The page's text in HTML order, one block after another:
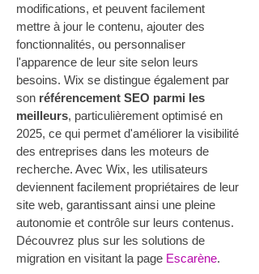
modifications, et peuvent facilement
mettre à jour le contenu, ajouter des
fonctionnalités, ou personnaliser
l'apparence de leur site selon leurs
besoins. Wix se distingue également par
son référencement SEO parmi les
meilleurs, particulièrement optimisé en
2025, ce qui permet d'améliorer la visibilité
des entreprises dans les moteurs de
recherche. Avec Wix, les utilisateurs
deviennent facilement propriétaires de leur
site web, garantissant ainsi une pleine
autonomie et contrôle sur leurs contenus.
Découvrez plus sur les solutions de
migration en visitant la page Escarène.